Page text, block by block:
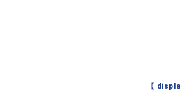
【